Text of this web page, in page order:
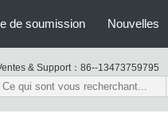
de soumission Nouvelles
& Support： 86--13473759795